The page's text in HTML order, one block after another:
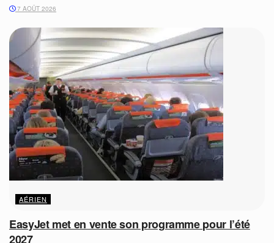
7 AOÛT 2026
AÉRIEN
EasyJet met en vente son programme pour l’été
2027